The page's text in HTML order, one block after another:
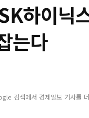
하이닉
는다
검색에서 경제일보 기사를